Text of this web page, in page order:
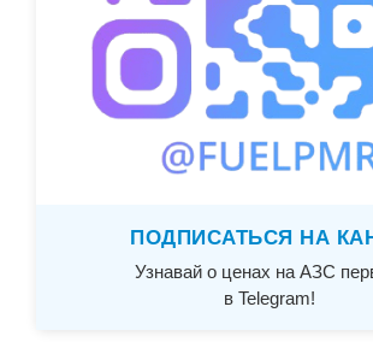
ПОДПИСАТЬСЯ НА
Узнавай о ценах на АЗС
в Telegram!